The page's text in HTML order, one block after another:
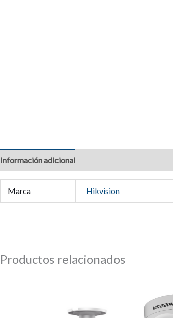
Información adicional
Marca Hikvision
Productos relacionados